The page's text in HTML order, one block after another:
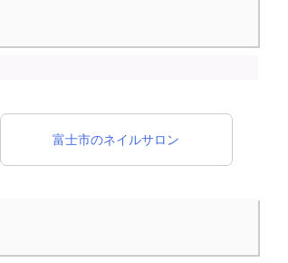
富士市のネイルサロン